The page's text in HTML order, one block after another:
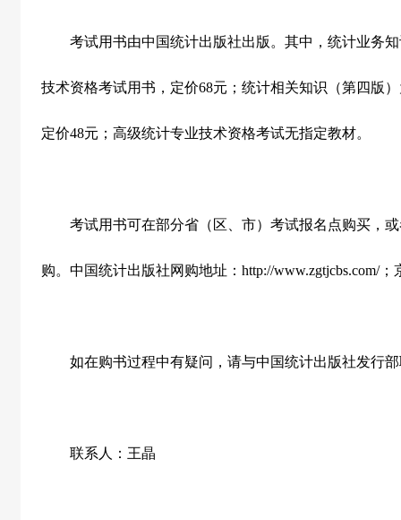
考试用书由中国统计出版社出版。其中，统计业务知
技术资格考试用书，定价68元；统计相关知识（第四版
定价48元；高级统计专业技术资格考试无指定教材。
考试用书可在部分省（区、市）考试报名点购买，或
购。中国统计出版社网购地址： http://www.zgtjcbs.com/；
如在购书过程中有疑问，请与中国统计出版社发行部
联系 人：王晶